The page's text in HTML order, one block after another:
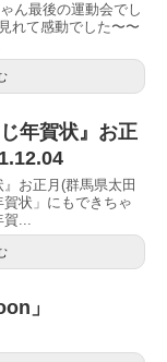
ん最後の運動会でし
れて感動でした〜〜
年賀状』お正
お正月(群馬県太田
状」にもできちゃ
賀...
」